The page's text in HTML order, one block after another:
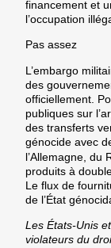
financement et
l’occupation
Pas assez
L’embargo
des
officiellement.
publiques sur
des transferts
génocide avec
l’Allemagne, du
produits à
Le flux de
de l’État
Les États-Unis
violateurs du